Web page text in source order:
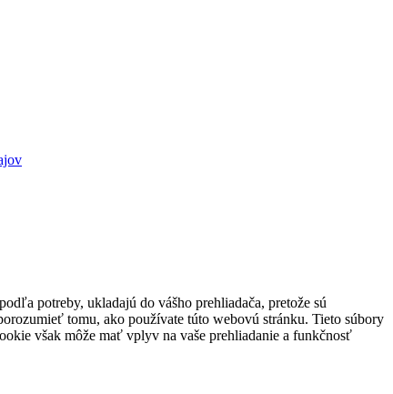
potreby, ukladajú do vášho prehliadača, pretože sú
tomu, ako používate túto webovú stránku. Tieto súbory
však môže mať vplyv na vaše prehliadanie a funkčnosť